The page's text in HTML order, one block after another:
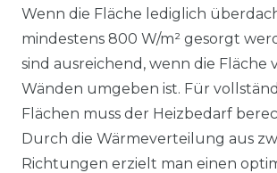
Wenn die Fläche lediglich
mindestens 800 W/m² gesorgt
sind ausreichend, wenn die Fläche
Wänden umgeben ist. Für
Flächen muss der Heizbedarf
Durch die Wärmeverteilung aus
Richtungen erzielt man einen